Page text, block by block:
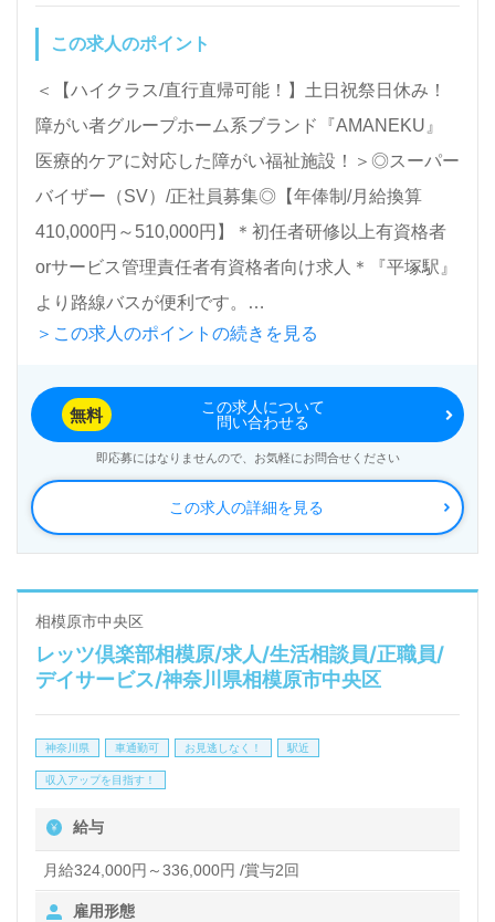
LINE、メール、お電話などご希望に応じてお問い合
わせ/ご相談可能です。転職相談、求人紹介、年収交
渉など完全無料サービスをご利用いただけます。＜非
公開求人も取扱いあり！＞"転職支援"のプロと一緒に
転職活動！お問い合わせお待ちしております。
この求人のポイント
＜【ハイクラス/直行直帰可能！】土日祝祭日休み！
障がい者グループホーム系ブランド『AMANEKU』
医療的ケアに対応した障がい福祉施設！＞◎スーパー
バイザー（SV）/正社員募集◎【年俸制/月給換算
410,000円～510,000円】＊初任者研修以上有資格者
orサービス管理責任者有資格者向け求人＊『平塚駅』
より路線バスが便利です。
備）『AMANEKU平塚徳延』株式会社AMATUHI（本
社：神奈川県横浜市）様の運営です。神奈川県を中心
に訪問看護、障碍者支援施設、土地活用/コンサルテ
ィング、建設事業を展開されています。
◎障がい福祉施設勤務経験不問！次のステージで『神
奈川県内複数拠点運営を担うスーパーバイザー』職を
あなたへ！◎
看護助手や介護職経験をベースに何らかの管理職経験
中！多彩なキャリアパス、働きやすい環境面や制度整
をカタチにしたい、福祉業界のミライを描きたい』
『複数拠点のエリアマネジメントにチャレンジした
い』『転職で施設形態や環境を変えてチャレンジした
＞この求人のポイントの続きを見る
この求人の詳細を見る
無料
この求人について
問い合わせる
即応募にはなりませんので、お気軽にお問合せください
相模原市中央区
レッツ倶楽部相模原/求人/生活相談員/正職員/
デイサービス/神奈川県相模原市中央区
神奈川県 車通勤可 お見逃しなく！ 駅近
収入アップを目指す！
給与
月給324,000円～336,000円 /賞与2回
雇用形態